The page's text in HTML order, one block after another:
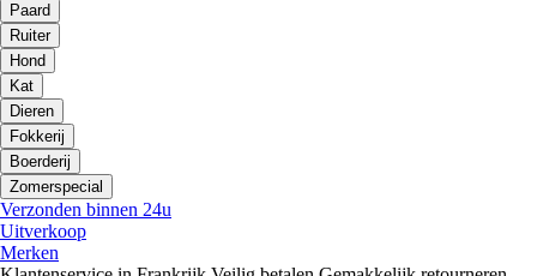
Paard
Ruiter
Hond
Kat
Dieren
Fokkerij
Boerderij
Zomerspecial
Verzonden binnen 24u
Uitverkoop
Merken